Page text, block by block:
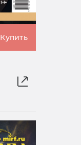
Купить